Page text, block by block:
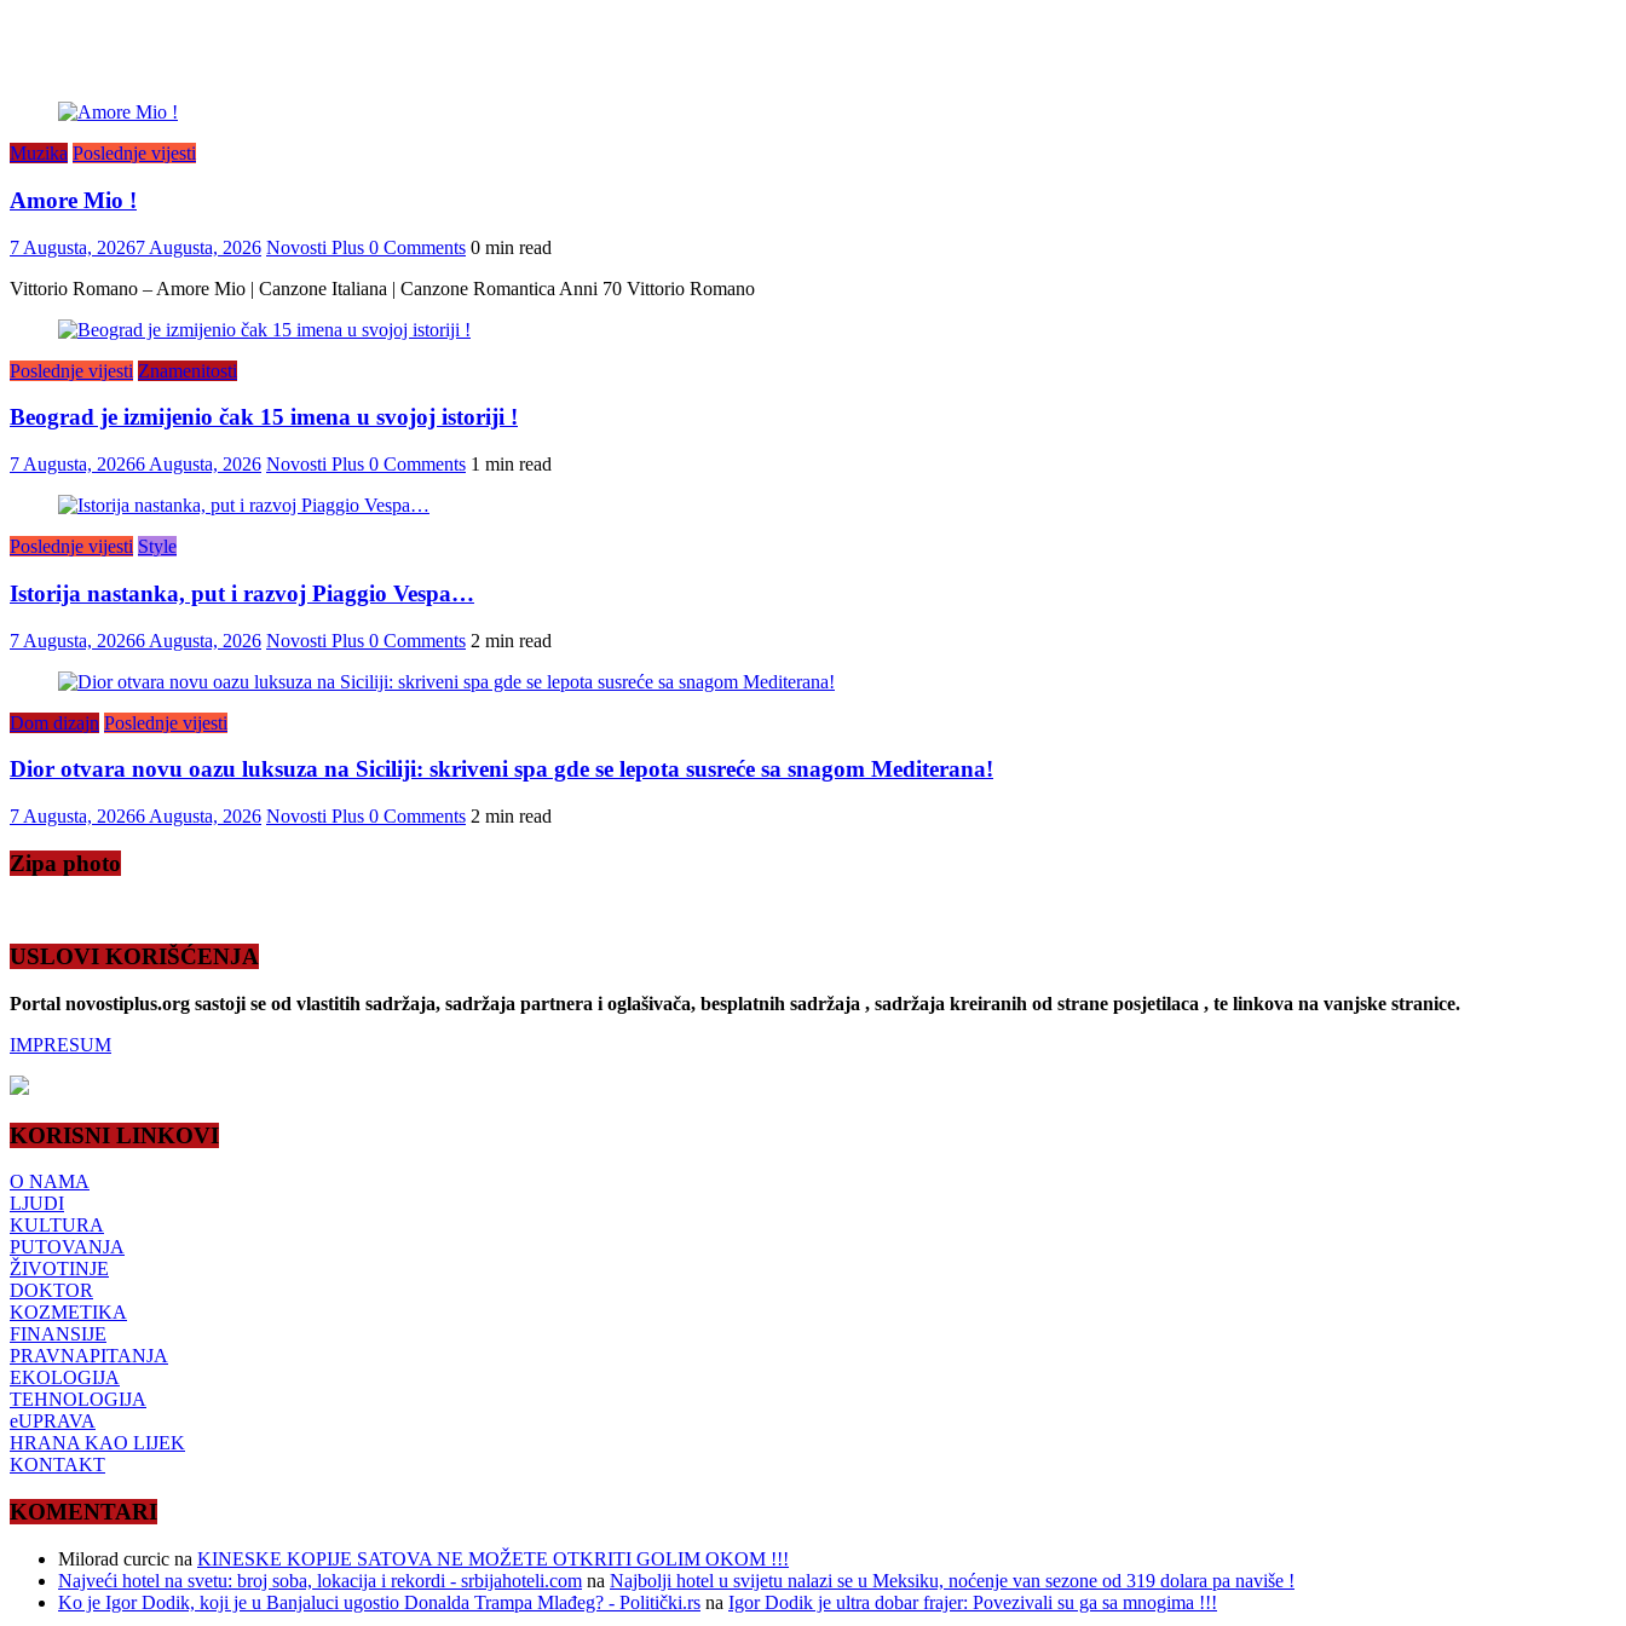
Muzika Poslednje vijesti
Amore Mio !
7 Augusta, 20267 Augusta, 2026 Novosti Plus 0 Comments 0 min read
Vittorio Romano – Amore Mio | Canzone Italiana | Canzone Romantica Anni 70 Vittorio Romano
Poslednje vijesti Znamenitosti
Beograd je izmijenio čak 15 imena u svojoj istoriji !
7 Augusta, 20266 Augusta, 2026 Novosti Plus 0 Comments 1 min read
Poslednje vijesti Style
Istorija nastanka, put i razvoj Piaggio Vespa…
7 Augusta, 20266 Augusta, 2026 Novosti Plus 0 Comments 2 min read
Dom dizajn Poslednje vijesti
Dior otvara novu oazu luksuza na Siciliji: skriveni spa gde se lepota susreće sa snagom Mediterana!
7 Augusta, 20266 Augusta, 2026 Novosti Plus 0 Comments 2 min read
Zipa photo
USLOVI KORIŠĆENJA
Portal novostiplus.org sastoji se od vlastitih sadržaja, sadržaja partnera i oglašivača, besplatnih sadržaja , sadržaja kreiranih od strane posjetilaca , te linkova na vanjske stranice.
IMPRESUM
KORISNI LINKOVI
O NAMA
LJUDI
KULTURA
PUTOVANJA
ŽIVOTINJE
DOKTOR
KOZMETIKA
FINANSIJE
PRAVNAPITANJA
EKOLOGIJA
TEHNOLOGIJA
eUPRAVA
HRANA KAO LIJEK
KONTAKT
KOMENTARI
Milorad curcic na KINESKE KOPIJE SATOVA NE MOŽETE OTKRITI GOLIM OKOM !!!
Najveći hotel na svetu: broj soba, lokacija i rekordi - srbijahoteli.com na Najbolji hotel u svijetu nalazi se u Meksiku, noćenje van sezone od 319 dolara pa naviše !
Ko je Igor Dodik, koji je u Banjaluci ugostio Donalda Trampa Mlađeg? - Politički.rs na Igor Dodik je ultra dobar frajer: Povezivali su ga sa mnogima !!!